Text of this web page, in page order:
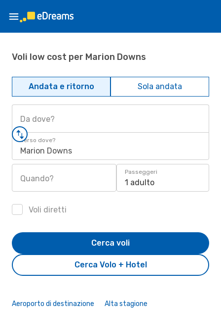
Voli low cost per Marion Downs
Andata e ritorno Sola andata
Da dove?
Verso dove?
Marion Downs
Quando?
Passeggeri
1 adulto
Voli diretti
Cerca Volo + Hotel
Cerca voli
Aeroporto di destinazione Alta stagione